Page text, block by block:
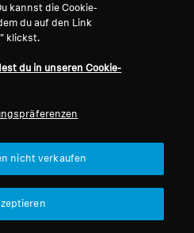
Stereo-Kopfhörer mit
Over-Ear,
kannst die Cookie-
du auf den Link
klickst.
du in unseren Cookie-
nicht verkaufen